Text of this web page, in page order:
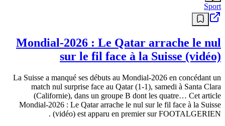
Sport
Mondial-2026 : Le Qatar arrache le nul
sur le fil face à la Suisse (vidéo)
La Suisse a manqué ses débuts au Mondial-2026 en concédant un
match nul surprise face au Qatar (1-1), samedi à Santa Clara
(Californie), dans un groupe B dont les quatre… Cet article
Mondial-2026 : Le Qatar arrache le nul sur le fil face à la Suisse
(vidéo) est apparu en premier sur FOOTALGERIEN .